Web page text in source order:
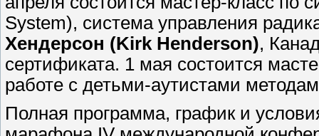
System), система управления
Хендерсон (Kirk Henderson),
сертификата. 1 мая состоится
работе с детьми-аутистами
Полная программа, график и